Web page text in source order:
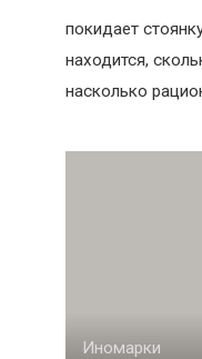
покидает
находится,
насколько
Иномарки